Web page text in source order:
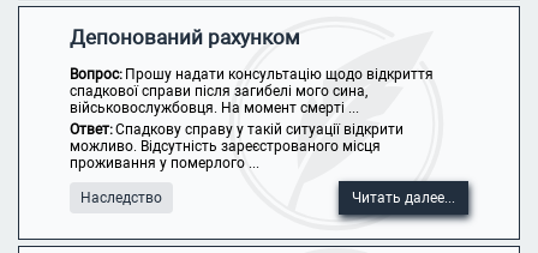
Депонований рахунком
Вопрос: Прошу надати консультацію щодо відкриття
спадкової справи після загибелі мого сина,
військовослужбовця. На момент смерті ...
Ответ:Спадкову справу у такій ситуації відкрити
можливо. Відсутність зареєстрованого місця
проживання у померлого ...
Наследство Читать далее...